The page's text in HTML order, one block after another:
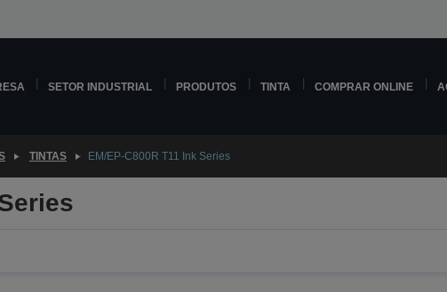
SETOR INDUSTRIAL PRODUTOS TINTA COMPRAR ONLINE
TINTAS EM/EP-C800R T11 Ink Series